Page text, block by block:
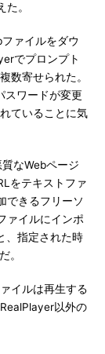
。
ァイルをダウ
でプロンプト
数寄せられた。
スワードが変更
ていることに気
なWebページ
をテキストファ
できるフリーソ
ァイルにインポ
、指定された時
。
イルは再生する
以外の